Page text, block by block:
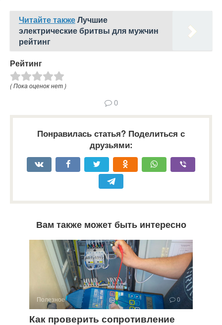
Читайте такжеЛучшие
электрические бритвы для мужчин
рейтинг
Рейтинг
( Пока оценок нет )
0
Понравилась статья? Поделиться с
друзьями:
Вам также может быть интересно
Полезное 0
Как проверить сопротивление